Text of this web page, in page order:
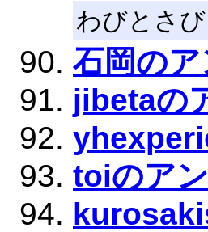
わびとさび
石岡の
jibetaの
toiのア